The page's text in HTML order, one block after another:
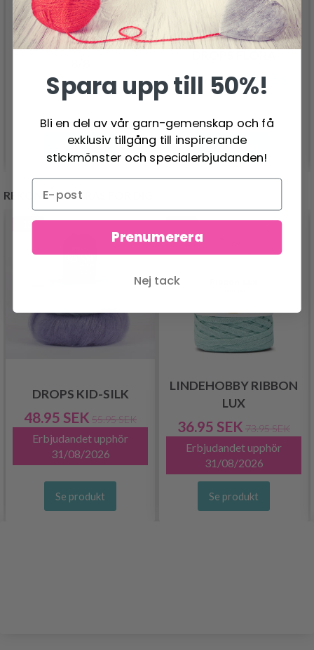
LINDEHOBBY COTTON
30.95 SEK
Se produkt
Pris från26.95 SEK
Se produkt
REKOMMENDERAS FÖR DIG
- 13%
DROPS KID-SILK
48.95 SEK 55.95 SEK
Erbjudandet upphör
31/08/2026
Se produkt
- 50%
LINDEHOBBY RIBBON
LUX
36.95 SEK 73.95 SEK
Erbjudandet upphör
31/08/2026
Se produkt
Spara upp till 50%!
Bli en del av vår garn-gemenskap och få
exklusiv tillgång till inspirerande
stickmönster och specialerbjudanden!
Prenumerera
Nej tack